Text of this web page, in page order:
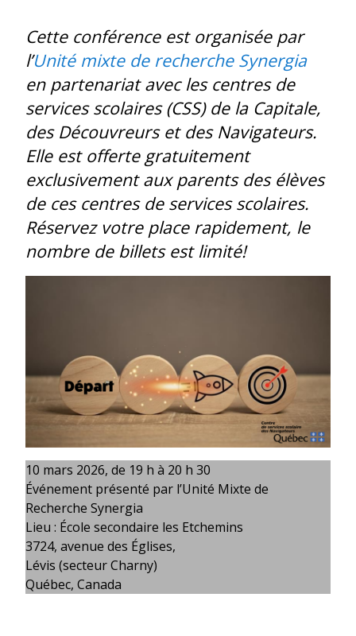
Cette conférence est organisée par
l’Unité mixte de recherche Synergia
en partenariat avec les centres de
services scolaires (CSS) de la Capitale,
des Découvreurs et des Navigateurs.
Elle est offerte gratuitement
exclusivement aux parents des élèves
de ces centres de services scolaires.
Réservez votre place rapidement, le
nombre de billets est limité!
10 mars 2026, de 19 h à 20 h 30
Événement présenté par l’Unité Mixte de
Recherche Synergia
Lieu : École secondaire les Etchemins
3724, avenue des Églises,
Lévis (secteur Charny)
Québec, Canada